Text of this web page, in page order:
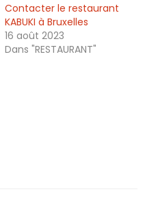
Contacter le restaurant
KABUKI à Bruxelles
16 août 2023
Dans "RESTAURANT"